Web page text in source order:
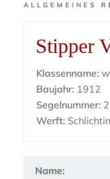
ALLGEMEINES
Stipper
Klassenname:
Baujahr: 1912
Segelnummer:
Werft:
Name: